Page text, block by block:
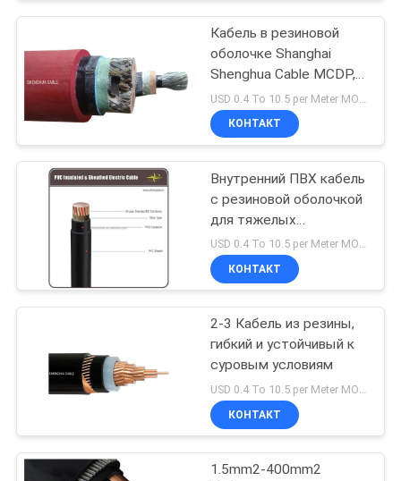
Неизолированный
провод
90
Самонесущий
изолированный
провод
Кабель в резиновой
оболочке Shanghai
Shenghua Cable MCDP,
кабель с низким
дымовыделением и
нулевым содержанием
КОНТАКТ
Внутренний ПВХ кабель
с резиновой оболочкой
для тяжелых
применений
USD 0.4 To 10.5 per Meter MOQ:500 метров
КОНТАКТ
2-3 Кабель из резины,
гибкий и устойчивый к
суровым условиям
USD 0.4 To 10.5 per Meter MOQ:500 метров
КОНТАКТ
1.5mm2-400mm2